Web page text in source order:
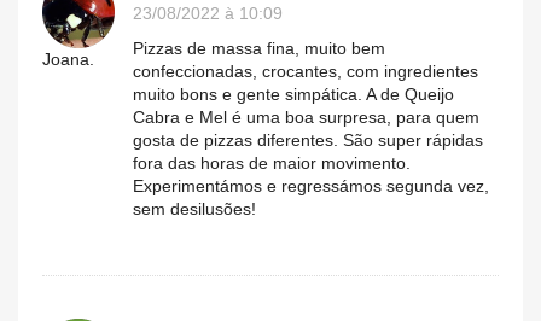
Joana.
23/08/2022 à 10:09
Pizzas de massa fina, muito bem
confeccionadas, crocantes, com ingredientes
muito bons e gente simpática. A de Queijo
Cabra e Mel é uma boa surpresa, para quem
gosta de pizzas diferentes. São super rápidas
fora das horas de maior movimento.
Experimentámos e regressámos segunda vez,
sem desilusões!